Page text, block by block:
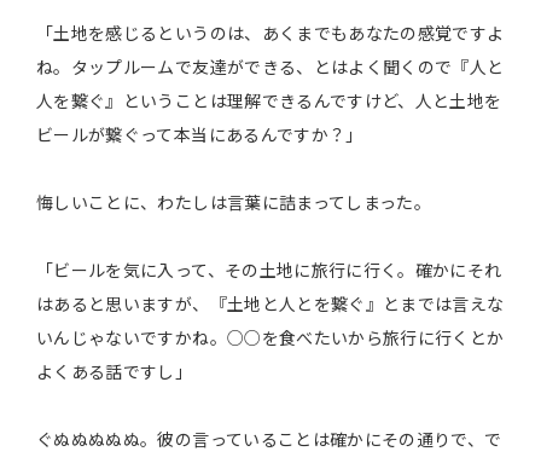
「土地を感じるというのは、あくまでもあなたの感覚ですよ
ね。タップルームで友達ができる、とはよく聞くので『人と
人を繋ぐ』ということは理解できるんですけど、人と土地を
ビールが繋ぐって本当にあるんですか？」
悔しいことに、わたしは言葉に詰まってしまった。
「ビールを気に入って、その土地に旅行に行く。確かにそれ
はあると思いますが、『土地と人とを繋ぐ』とまでは言えな
いんじゃないですかね。○○を食べたいから旅行に行くとか
よくある話ですし」
ぐぬぬぬぬぬ。彼の言っていることは確かにその通りで、で